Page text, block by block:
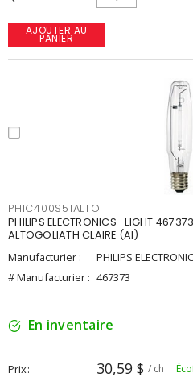
AJOUTER AU
PANIER
PHIC400S51ALTO
PHILIPS ELECTRONICS -LIGHT
ALTOGOLIATH CLAIRE (AI)
Manufacturier :
PHILIPS
# Manufacturier : 467373
En inventaire
Prix 30,59 $ / ch